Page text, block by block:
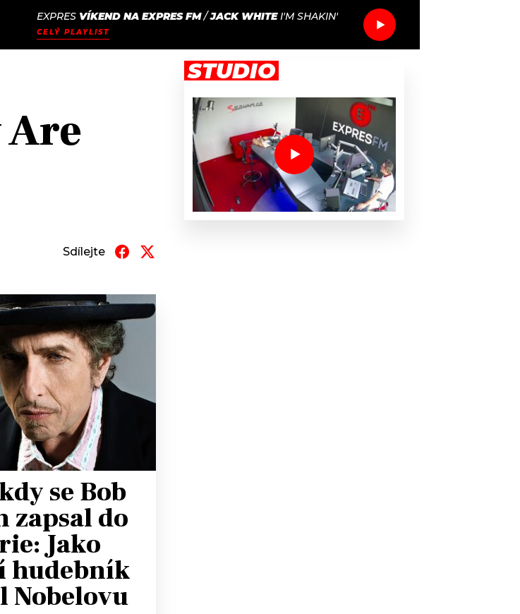
SEZNAM.CZ
EXPRES VÍKEND NA EXPRES FM/JACK WHITE I'M SHAKIN'
CELÝ PLAYLIST
Are
Sdílejte
se Bob
zapsal do
Jako
hudebník
Nobelovu
STUDIO